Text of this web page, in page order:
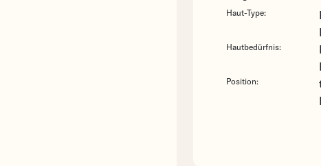
Haut-Type:
Hautbedürfnis:
Position: